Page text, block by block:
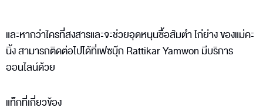
และหากว่าใครที่สงสารและจะช่วยอุดหนุนซื้อส้มตำ ไก่ย่าง ของแม่คะ
นิ้ง สามารถติดต่อไปได้ที่เฟซบุ๊ก Rattikar Yamwon มีบริการ
ออนไลน์ด้วย
แท็กที่เกี่ยวข้อง